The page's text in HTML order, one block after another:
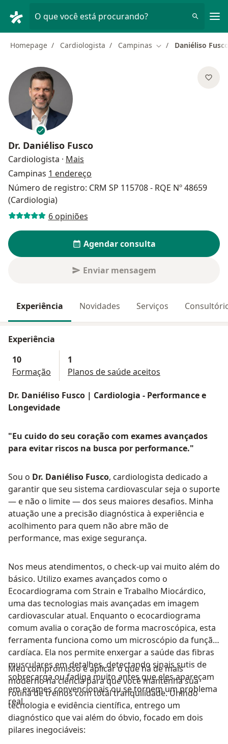
O que você está procurando?
Homepage Cardiologista Campinas Mudar de cidade
Daniéliso
Dr. Daniéliso Fusco
Cardiologista · Mais
Campinas 1 endereço
Número de registro: CRM SP 115708 - RQE Nº 48659
(Cardiologia)
6 opiniões
Agendar consulta
Enviar mensagem
Experiência Novidades Serviços
Experiência
10
Formação
1
Planos de saúde aceitos
Dr. Daniéliso Fusco | Cardiologia - Performance e
Longevidade
"Eu cuido do seu coração com exames avançados
para evitar riscos na busca por performance."
Sou o Dr. Daniéliso Fusco, cardiologista dedicado a
garantir que seu sistema cardiovascular seja o suporte
— e não o limite — dos seus maiores desafios. Minha
atuação une a precisão diagnóstica à experiência e
acolhimento para quem não abre mão de
performance, mas exige segurança.
Nos meus atendimentos, o check-up vai muito além do
básico. Utilizo exames avançados como o
Ecocardiograma com Strain e Trabalho Miocárdico,
uma das tecnologias mais avançadas em imagem
cardiovascular atual. Enquanto o ecocardiograma
comum avalia o coração de forma macroscópica, esta
ferramenta funciona como um microscópio da função
cardíaca. Ela nos permite enxergar a saúde das fibras
musculares em detalhes, detectando sinais sutis de
sobrecarga ou fadiga muito antes que eles apareçam
em exames convencionais ou se tornem um problema
real.
Meu compromisso é aplicar o que há de mais
moderno na ciência para que você mantenha sua
rotina de treinos com total tranquilidade. Unindo
tecnologia e evidência científica, entrego um
diagnóstico que vai além do óbvio, focado em dois
pilares inegociáveis: